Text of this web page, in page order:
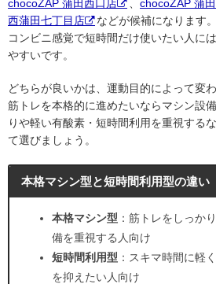
chocoZAP 蒲田西口店
chocoZAP 蒲
西蒲田七丁目店
などが候補になります。
コンビニ感覚で短時間だけ使いたい人に
やすいです。
どちらが良いかは、運動目的によって変わ
筋トレを本格的に進めたいならマシン設
りや軽い有酸素・短時間利用を重視する
て選びましょう。
本格マシン型と短時間利用型の違い
本格マシン型 ：筋トレをしっか
備を重視する人向け
短時間利用型 ：スキマ時間に軽
を抑えたい人向け